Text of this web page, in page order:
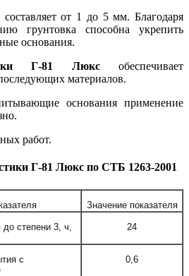
от 1 до 5 мм. Благодаря
грунтовка способна укрепить
основания.
Г-81 Люксобеспечивает
материалов.
основания применение
работ.
Г-81 Люкс по СТБ 1263-2001
Значение показателя
степени 3, ч,
24
с
0,6